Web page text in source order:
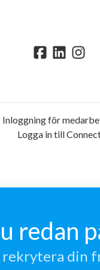
Inloggning för
Logga in till
redan
rekrytera din